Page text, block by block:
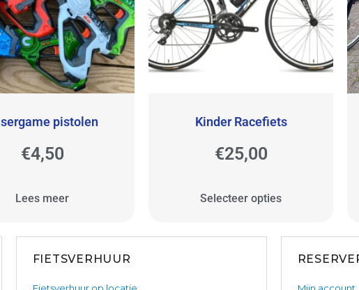
pistolen
€4,50
Lees meer
Kinder Racefiets
€25,00
Selecteer opties
FIETSVERHUUR
Fietsverhuur op locatie Mijn account